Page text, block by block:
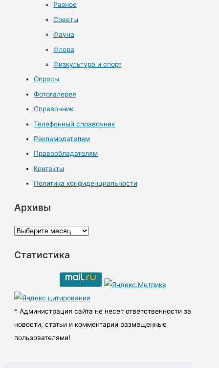
Разное
Советы
Фауна
Флора
Физкультура и спорт
Опросы
Фотогалерея
Справочник
Телефонный справочник
Рекламодателям
Правообладателям
Контакты
Политика конфиденциальности
Архивы
А
х
ы
Статистика
* Администрация сайта не несет ответственности за
новости, статьи и комментарии размещенные
пользователями!